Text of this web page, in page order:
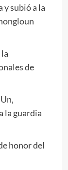
y subió a la
de
,
la guardia
honor del